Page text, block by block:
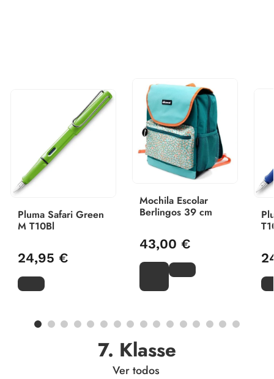
Pluma Safari Green
M T10Bl
24,95 €
Mochila Escolar
Berlingos 39 cm
43,00 €
7. Klasse
Ver todos